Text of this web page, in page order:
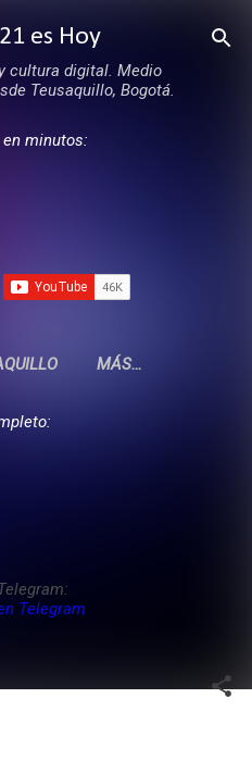
principal
es Hoy
cultura digital. Medio
Teusaquillo, Bogotá.
minutos:
MÁS…